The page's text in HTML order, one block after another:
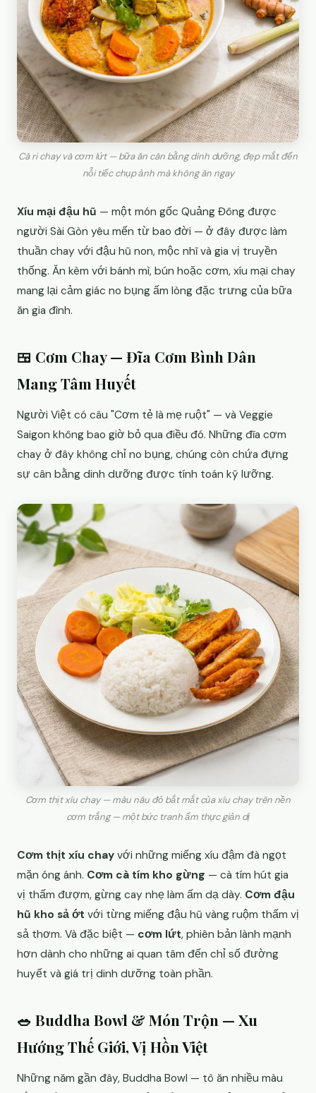
Cà ri chay và cơm lứt — bữa ăn cân bằng dinh dưỡng, đẹp mắt đến
nỗi tiếc chụp ảnh mà không ăn ngay
Xíu mại đậu hũ — một món gốc Quảng Đông được
người Sài Gòn yêu mến từ bao đời — ở đây được làm
thuần chay với đậu hũ non, mộc nhĩ và gia vị truyền
thống. Ăn kèm với bánh mì, bún hoặc cơm, xíu mại chay
mang lại cảm giác no bụng ấm lòng đặc trưng của bữa
ăn gia đình.
🍱 Cơm Chay — Đĩa Cơm Bình Dân
Mang Tâm Huyết
Người Việt có câu "Cơm tẻ là mẹ ruột" — và Veggie
Saigon không bao giờ bỏ qua điều đó. Những đĩa cơm
chay ở đây không chỉ no bụng, chúng còn chứa đựng
sự cân bằng dinh dưỡng được tính toán kỹ lưỡng.
Cơm thịt xíu chay — màu nâu đỏ bắt mắt của xíu chay trên nền
cơm trắng — một bức tranh ẩm thực giản dị
Cơm thịt xíu chay với những miếng xíu đậm đà ngọt
mặn óng ánh. Cơm cà tím kho gừng — cà tím hút gia
vị thấm đượm, gừng cay nhẹ làm ấm dạ dày. Cơm đậu
hũ kho sả ớt với từng miếng đậu hũ vàng ruộm thấm vị
sả thơm. Và đặc biệt — cơm lứt, phiên bản lành mạnh
hơn dành cho những ai quan tâm đến chỉ số đường
huyết và giá trị dinh dưỡng toàn phần.
🥗 Buddha Bowl & Món Trộn — Xu
Hướng Thế Giới, Vị Hồn Việt
Những năm gần đây, Buddha Bowl — tô ăn nhiều màu